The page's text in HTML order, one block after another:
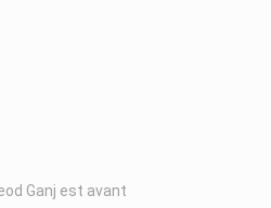
Ganj est avant